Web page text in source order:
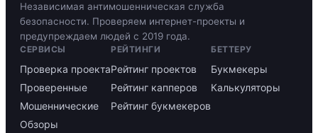
Независимая антимошенническая служба
безопасности. Проверяем интернет-проекты и
предупреждаем людей с 2019 года.
СЕРВИСЫ
Проверка проекта
Проверенные
Мошеннические
Обзоры
РЕЙТИНГИ
Рейтинг проектов
Рейтинг капперов
Рейтинг букмекеров
БЕТТЕРУ
Букмекеры
Калькуляторы